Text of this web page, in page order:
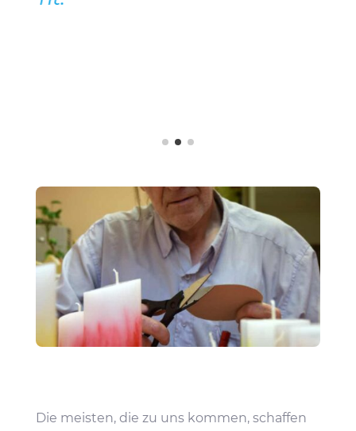
Die meisten, die zu uns kommen, schaffen